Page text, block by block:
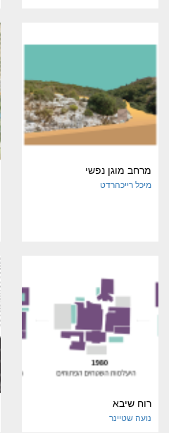
מרחב מוגן נפשי
מיכל רייכהרדט
רוח שיבא
נועה שטיינר